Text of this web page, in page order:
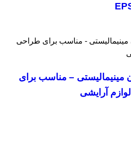
– مناسب برای
آرایشی